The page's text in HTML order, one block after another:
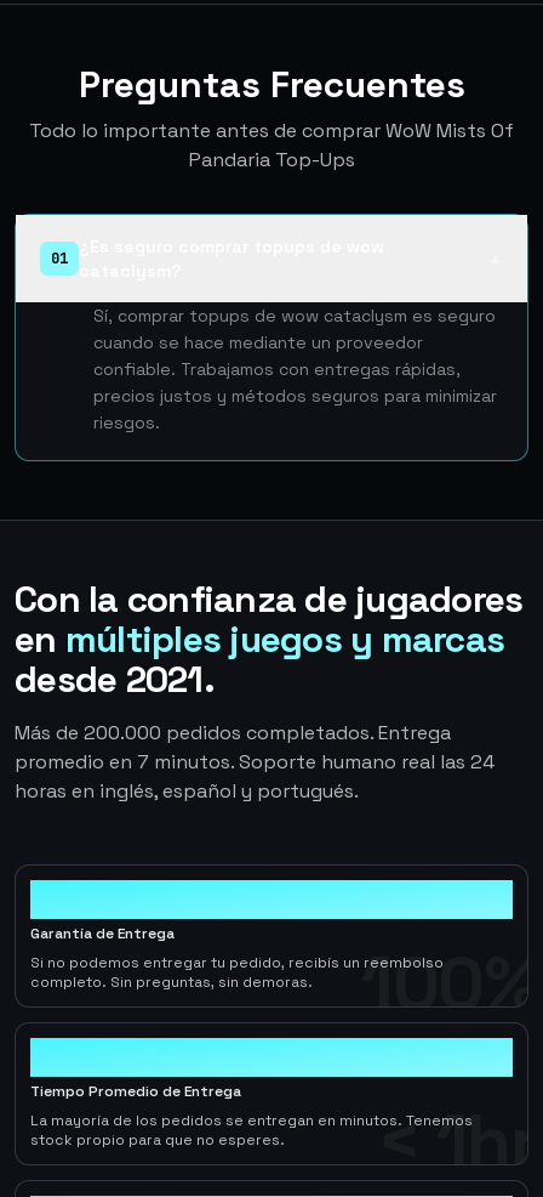
Preguntas Frecuentes
Todo lo importante antes de comprar WoW Mists Of
Pandaria Top-Ups
01
¿Es seguro comprar topups de wow
cataclysm?
Sí, comprar topups de wow cataclysm es seguro
cuando se hace mediante un proveedor
confiable. Trabajamos con entregas rápidas,
precios justos y métodos seguros para minimizar
riesgos.
Con la confianza de jugadores
en múltiples juegos y marcas
desde 2021.
Más de 200.000 pedidos completados. Entrega
promedio en 7 minutos. Soporte humano real las 24
horas en inglés, español y portugués.
100%
Garantía de Entrega
Si no podemos entregar tu pedido, recibís un reembolso
completo. Sin preguntas, sin demoras.
< 1hr
Tiempo Promedio de Entrega
La mayoría de los pedidos se entregan en minutos. Tenemos
stock propio para que no esperes.